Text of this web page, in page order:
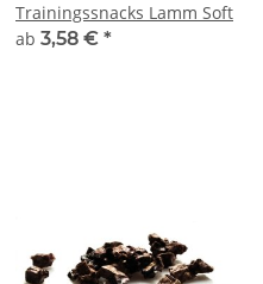
Trainingssnacks Lamm Soft
ab 3,58 € *